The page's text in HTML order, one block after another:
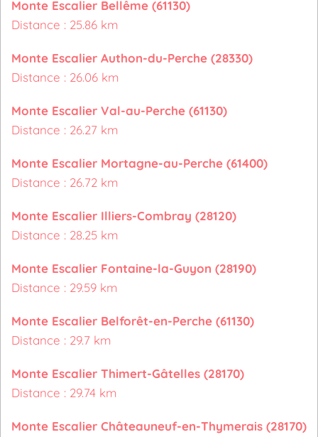
Monte Escalier Bellême (61130)
Distance : 25.86 km
Monte Escalier Authon-du-Perche (28330)
Distance : 26.06 km
Monte Escalier Val-au-Perche (61130)
Distance : 26.27 km
Monte Escalier Mortagne-au-Perche (61400)
Distance : 26.72 km
Monte Escalier Illiers-Combray (28120)
Distance : 28.25 km
Monte Escalier Fontaine-la-Guyon (28190)
Distance : 29.59 km
Monte Escalier Belforêt-en-Perche (61130)
Distance : 29.7 km
Monte Escalier Thimert-Gâtelles (28170)
Distance : 29.74 km
Monte Escalier Châteauneuf-en-Thymerais (28170)